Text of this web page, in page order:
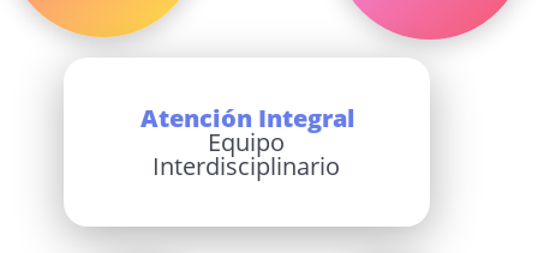
Atención Integral
Equipo
Interdisciplinario